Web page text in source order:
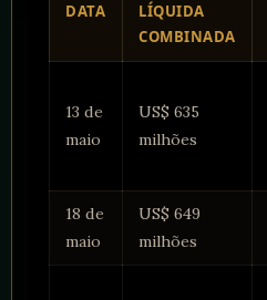
DATA
LÍQUIDA
COMBINADA
13 de
maio
US$ 635
milhões
18 de
maio
US$ 649
milhões